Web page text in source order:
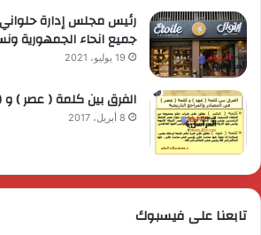
رئيس مجلس إدارة حلواني
جميع انحاء الجمهورية
19 يوليو، 2021
الفرق بين كلمة ( عصر ) و
8 أبريل، 2017
تابعنا على فيسبوك